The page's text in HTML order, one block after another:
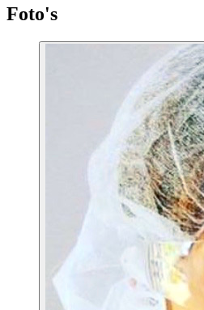
Foto's